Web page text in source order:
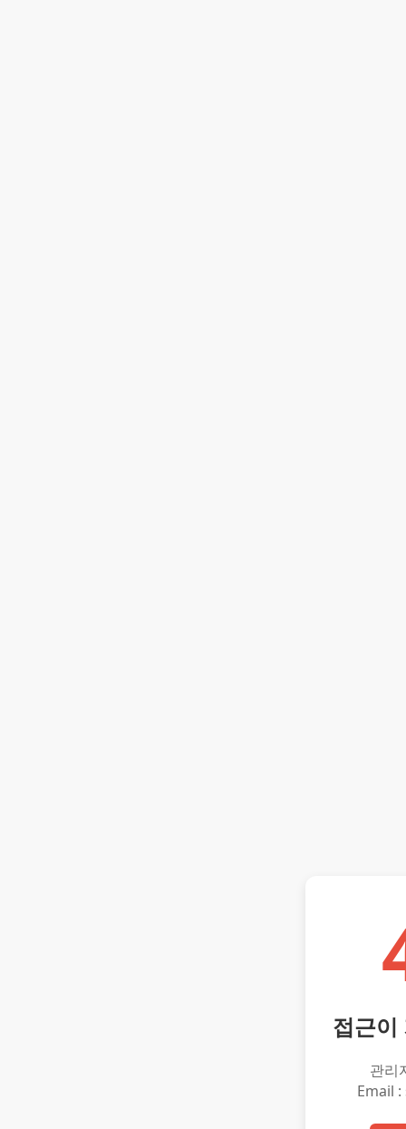
접근이
관리
Email